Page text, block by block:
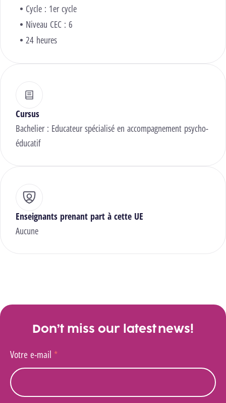
Cycle : 1er cycle
Niveau CEC : 6
24 heures
Cursus
Bachelier : Educateur spécialisé en accompagnement psycho-
éducatif
Enseignants prenant part à cette UE
Aucune
Don’t miss our latest news!
Votre e-mail *